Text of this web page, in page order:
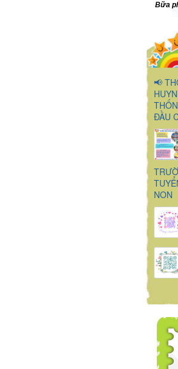
Bữa
📢
ĐẦU
NON
Z4148271119650...